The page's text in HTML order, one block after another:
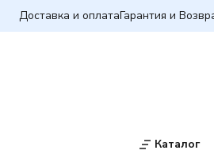
Доставка и оплатаГарантия и
Каталог